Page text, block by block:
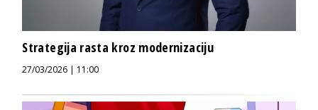
Strategija rasta kroz modernizaciju
27/03/2026 | 11:00